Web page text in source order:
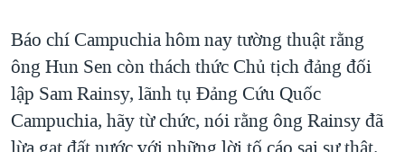
Báo chí Campuchia hôm nay tường thuật rằng
ông Hun Sen còn thách thức Chủ tịch đảng đối
lập Sam Rainsy, lãnh tụ Đảng Cứu Quốc
Campuchia, hãy từ chức, nói rằng ông Rainsy đã